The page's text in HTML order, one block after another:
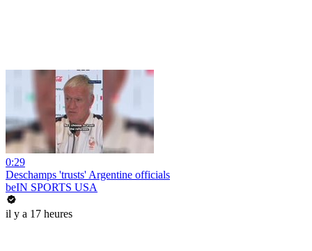
0:29
Deschamps 'trusts' Argentine officials
beIN SPORTS USA
il y a 17 heures